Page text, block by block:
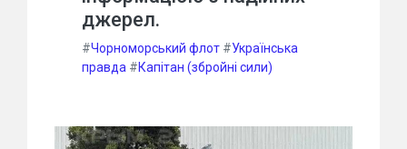
джерел.
#Чорноморський флот #Українська
правда #Капітан (збройні сили)